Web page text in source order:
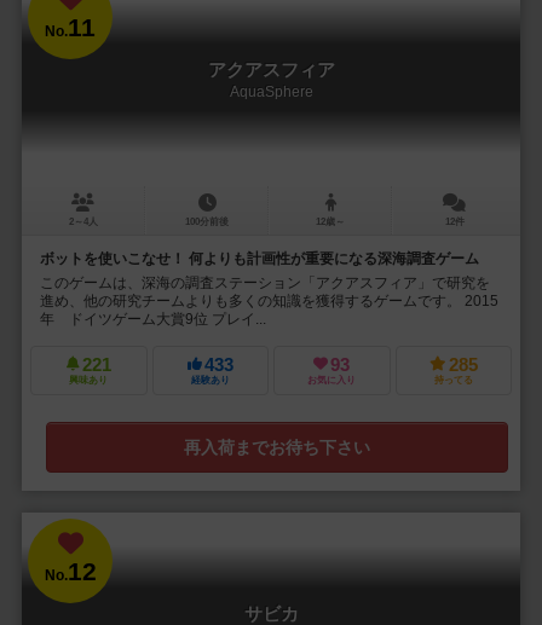
No.11
アクアスフィア
AquaSphere
2～4人 100分前後 12歳～ 12件
ボットを使いこなせ！ 何よりも計画性が重要になる深海調査ゲーム
このゲームは、深海の調査ステーション「アクアスフィア」で研究を
進め、他の研究チームよりも多くの知識を獲得するゲームです。 2015
年 ドイツゲーム大賞9位 プレイ...
221
興味あり
433
経験あり
93
お気に入り
285
持ってる
再入荷までお待ち下さい
No.12
サビカ